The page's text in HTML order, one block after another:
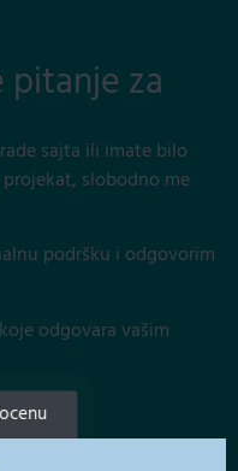
pitanje za
sajta ili imate bilo
slobodno me
podršku i odgovorim
odgovara vašim